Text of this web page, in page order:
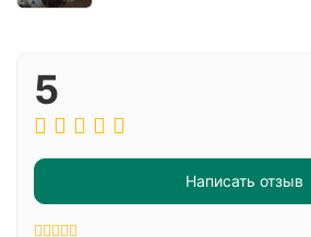
5
Написать отзыв